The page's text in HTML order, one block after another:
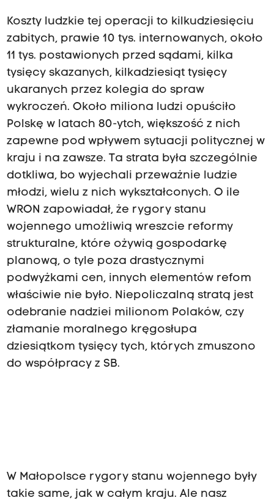
Koszty ludzkie tej operacji to kilkudziesięciu
zabitych, prawie 10 tys. internowanych, około
11 tys. postawionych przed sądami, kilka
tysięcy skazanych, kilkadziesiąt tysięcy
ukaranych przez kolegia do spraw
wykroczeń. Około miliona ludzi opuściło
Polskę w latach 80-ytch, większość z nich
zapewne pod wpływem sytuacji politycznej w
kraju i na zawsze. Ta strata była szczególnie
dotkliwa, bo wyjechali przeważnie ludzie
młodzi, wielu z nich wykształconych. O ile
WRON zapowiadał, że rygory stanu
wojennego umożliwią wreszcie reformy
strukturalne, które ożywią gospodarkę
planową, o tyle poza drastycznymi
podwyżkami cen, innych elementów refom
właściwie nie było. Niepoliczalną stratą jest
odebranie nadziei milionom Polaków, czy
złamanie moralnego kręgosłupa
dziesiątkom tysięcy tych, których zmuszono
do współpracy z SB.
W Małopolsce rygory stanu wojennego były
takie same, jak w całym kraju. Ale nasz